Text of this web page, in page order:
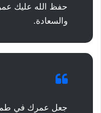
حفظ الله عليك
والسعادة.
جعل عمرك في